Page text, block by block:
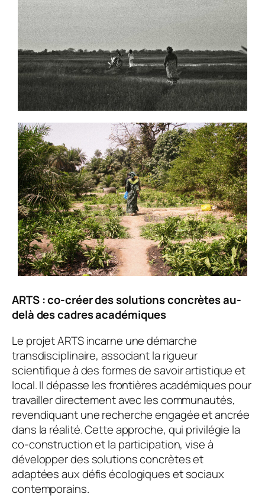
ARTS : co-créer des solutions concrètes au-
delà des cadres académiques
Le projet ARTS incarne une démarche
transdisciplinaire, associant la rigueur
scientifique à des formes de savoir artistique et
local. Il dépasse les frontières académiques pour
travailler directement avec les communautés,
revendiquant une recherche engagée et ancrée
dans la réalité. Cette approche, qui privilégie la
co-construction et la participation, vise à
développer des solutions concrètes et
adaptées aux défis écologiques et sociaux
contemporains.